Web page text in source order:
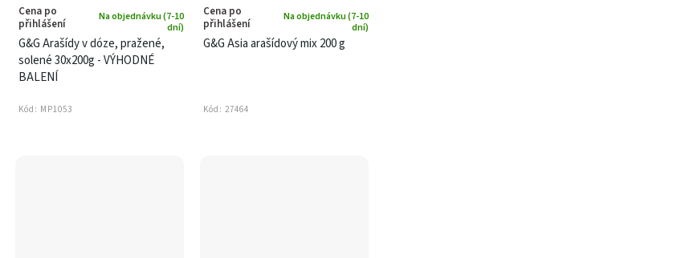
G&G Arašídy v dóze, pražené,
solené 30x200g - VÝHODNÉ
BALENÍ
Na objednávku (7-10
dní)
Cena po
přihlášení
Kód: MP1053
G&G Asia arašídový mix 200 g
Na objednávku (7-10
dní)
Cena po
přihlášení
Kód: 27464